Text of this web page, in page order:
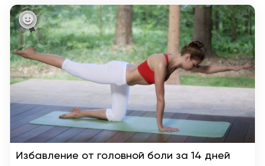
Избавление от головной боли за 14 дней